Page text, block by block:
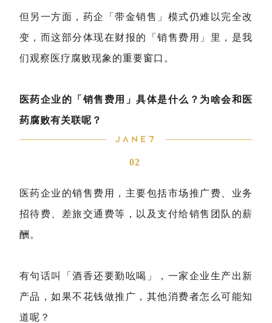
但另一方面，药企「带金销售」模式仍难以完全改
变，而这部分体现在财报的「销售费用」里，是我
们观察医疗腐败现象的重要窗口。
医药企业的「销售费用」具体是什么？为啥会和医
药腐败有关联呢？
02
医药企业的销售费用，主要包括市场推广费、业务
招待费、差旅交通费等，以及支付给销售团队的薪
酬。
有句话叫「酒香还要勤吆喝」，一家企业生产出新
产品，如果不花钱做推广，其他消费者怎么可能知
道呢？